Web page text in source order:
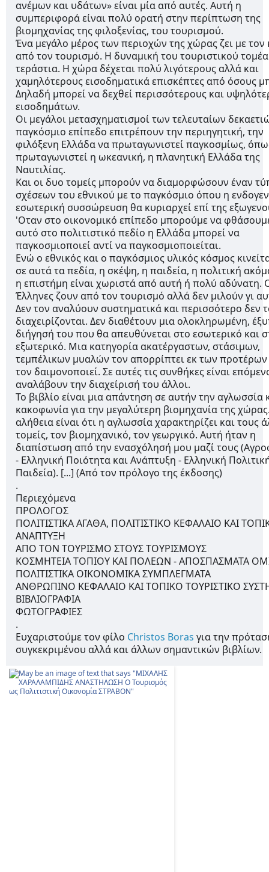
ανέμων και υδάτων» είναι μία από αυτές. Αυτή η
συμπεριφορά είναι πολύ ορατή στην περίπτωση της
βιομηχανίας της φιλοξενίας, του τουρισμού.
Ένα μεγάλο μέρος των περιοχών της χώρας ζει με τον
από τον τουρισμό. Η δυναμική του τουριστικού τομέα
τεράστια. Η χώρα δέχεται πολύ λιγότερους αλλά και
χαμηλότερους εισοδηματικά επισκέπτες από όσους
Δηλαδή μπορεί να δεχθεί περισσότερους και
εισοδημάτων.
Οι μεγάλοι μετασχηματισμοί των τελευταίων
παγκόσμιο επίπεδο επιτρέπουν την περιηγητική, την
φιλόξενη Ελλάδα να πρωταγωνιστεί παγκοσμίως,
πρωταγωνιστεί η ωκεανική, η πλανητική Ελλάδα της
Ναυτιλίας.
Και οι δυο τομείς μπορούν να διαμορφώσουν έναν
σχέσεων του εθνικού με το παγκόσμιο όπου η
εσωτερική συσσώρευση θα κυριαρχεί επί της
'Οταν στο οικονομικό επίπεδο μπορούμε να
αυτό στο πολιτιστικό πεδίο η Ελλάδα μπορεί να
παγκοσμιοποιεί αντί να παγκοσμιοποιείται.
Ενώ ο εθνικός και ο παγκόσμιος υλικός κόσμος
σε αυτά τα πεδία, η σκέψη, η παιδεία, η πολιτική
η επιστήμη είναι χωριστά από αυτή ή πολύ αδύνατη.
Έλληνες ζουν από τον τουρισμό αλλά δεν μιλούν γι
Δεν τον αναλύουν συστηματικά και περισσότερο δεν
διαχειρίζονται. Δεν διαθέτουν μια ολοκληρωμένη,
διήγησή του που θα απευθύνεται στο εσωτερικό και
εξωτερικό. Μια κατηγορία ακατέργαστων, στάσιμων,
τεμπέλικων μυαλών τον απορρίπτει εκ των προτέρων
τον δαιμονοποιεί. Σε αυτές τις συνθήκες είναι
αναλάβουν την διαχείρισή του άλλοι.
Το βιβλίο είναι μια απάντηση σε αυτήν την αγλωσσία
κακοφωνία για την μεγαλύτερη βιομηχανία της
αλήθεια είναι ότι η αγλωσσία χαρακτηρίζει και τους
τομείς, τον βιομηχανικό, τον γεωργικό. Αυτή ήταν η
διαπίστωση από την ενασχόλησή μου μαζί τους
- Ελληνική Ποιότητα και Ανάπτυξη - Ελληνική
Παιδεία). [...] (Από τον πρόλογο της έκδοσης)
.
Περιεχόμενα
ΠΡΟΛΟΓΟΣ
ΠΟΛΙΤΙΣΤΙΚΑ ΑΓΑΘΑ, ΠΟΛΙΤΙΣΤΙΚΟ ΚΕΦΑΛΑΙΟ ΚΑΙ
ΑΝΑΠΤΥΞΗ
ΑΠΟ ΤΟΝ ΤΟΥΡΙΣΜΟ ΣΤΟΥΣ ΤΟΥΡΙΣΜΟΥΣ
ΚΟΣΜΗΤΕΙΑ ΤΟΠΙΟΥ ΚΑΙ ΠΟΛΕΩΝ - ΑΠΟΣΠΑΣΜΑΤΑ
ΠΟΛΙΤΙΣΤΙΚΑ ΟΙΚΟΝΟΜΙΚΑ ΣΥΜΠΛΕΓΜΑΤΑ
ΑΝΘΡΩΠΙΝΟ ΚΕΦΑΛΑΙΟ ΚΑΙ ΤΟΠΙΚΟ ΤΟΥΡΙΣΤΙΚΟ
ΒΙΒΛΙΟΓΡΑΦΙΑ
ΦΩΤΟΓΡΑΦΙΕΣ
.
Ευχαριστούμε τον φίλο Christos Boras για την
συγκεκριμένου αλλά και άλλων σημαντικών βιβλίων.